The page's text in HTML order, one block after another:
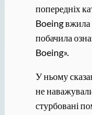
попередніх
Boeing вжила
побачила
Boeing».
У ньому
не
стурбовані